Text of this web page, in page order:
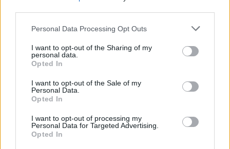
Personal Data Processing Opt Outs
I want to opt-out of the Sharing of my
personal data.
Opted In
I want to opt-out of the Sale of my
Personal Data.
Opted In
I want to opt-out of processing my
Personal Data for Targeted Advertising.
Opted In